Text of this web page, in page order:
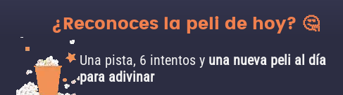
¿Reconoces la peli de hoy? 🤔
Una pista, 6 intentos y una nueva peli al día
para adivinar